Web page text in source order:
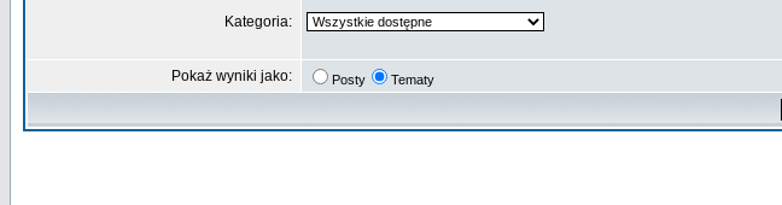
Kategoria:
Pokaż wyniki jako: Posty Tematy